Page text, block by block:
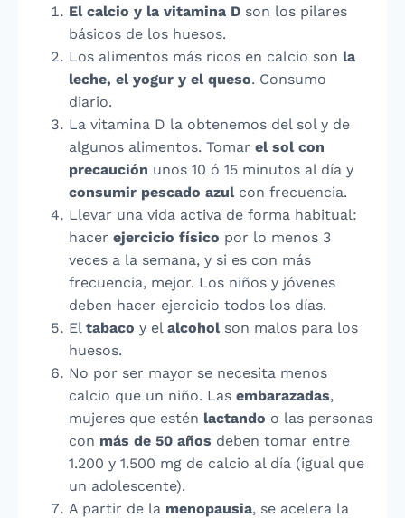
El calcio y la vitamina D son los pilares
básicos de los huesos.
Los alimentos más ricos en calcio son la
leche, el yogur y el queso. Consumo
diario.
La vitamina D la obtenemos del sol y de
algunos alimentos. Tomar el sol con
precaución unos 10 ó 15 minutos al día y
consumir pescado azulcon frecuencia.
Llevar una vida activa de forma habitual:
hacer ejercicio físico por lo menos 3
veces a la semana, y si es con más
frecuencia, mejor. Los niños y jóvenes
deben hacer ejercicio todos los días.
El tabaco y el alcoholson malos para los
huesos.
No por ser mayor se necesita menos
calcio que un niño. Las embarazadas,
mujeres que estén lactando o las personas
con más de 50 años deben tomar entre
1.200 y 1.500 mg de calcio al día (igual que
un adolescente).
A partir de la menopausia, se acelera la